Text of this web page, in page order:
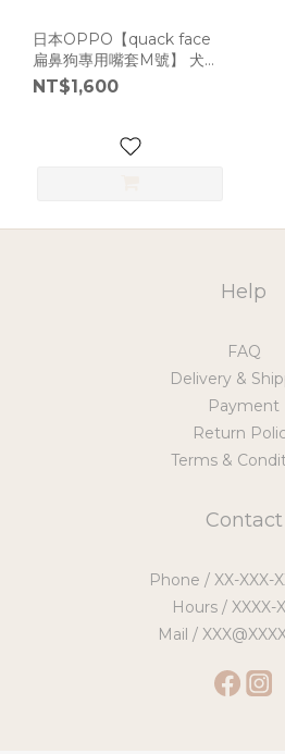
日本OPPO【quack face
扁鼻狗專用嘴套M號】 犬用
嘴套 [L1486]
NT$1,600
Help
FAQ
Delivery &
Payment
Return
Terms &
Contact
Phone / XX-XXX-
Hours / XXXX-
Mail /